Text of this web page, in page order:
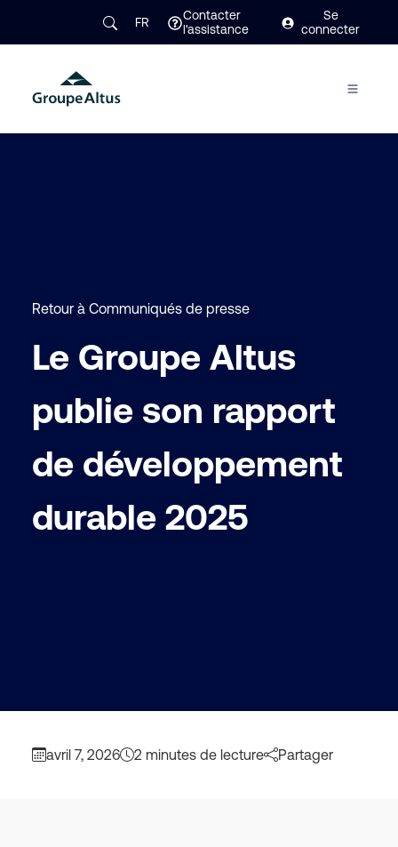
FR
Contacter
l'assistance
Se
connecter
Retour à Communiqués de presse
Le Groupe Altus
publie son rapport
de développement
durable 2025
avril 7, 2026 2 minutes de lecture Partager